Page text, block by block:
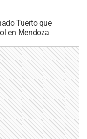
Tuerto que
en Mendoza